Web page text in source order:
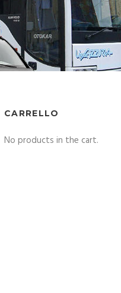
CARRELLO
No products in the cart.